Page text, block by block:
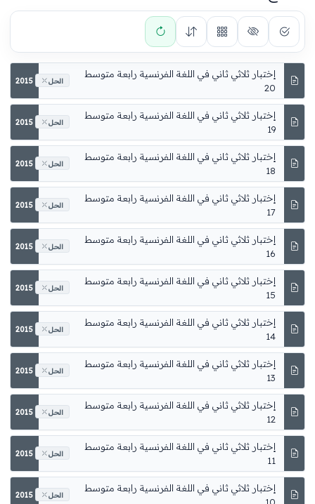
2015 الحل
2015 الحل
2015 الحل
2015 الحل
2015 الحل
2015 الحل
2015 الحل
2015 الحل
2015 الحل
2015 الحل
2015 الحل